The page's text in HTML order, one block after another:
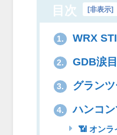
目次 [非表示]
1. WRX
2. GDB涙
3. グラン
4. ハンコ
📶 オンラ